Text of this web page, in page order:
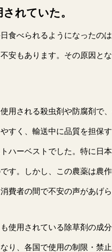
れていた。
食べられるようになったの
安もあります。その原因と
用される殺虫剤や防腐剤で
すく、輸送中に品質を担保
ハーベストでした。特に日
す。しかし、この農薬は農
費者の間で不安の声があげら
使用されている除草剤の成
り、各国で使用の制限・禁